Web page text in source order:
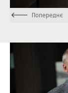
Попереднє